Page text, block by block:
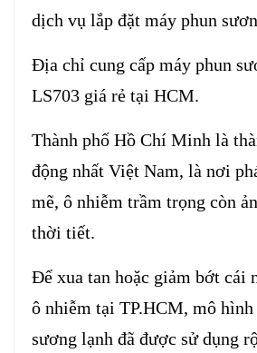
dịch vụ lắp đặt máy phun
Địa chỉ cung cấp máy phun
LS703 giá rẻ tại HCM.
Thành phố Hồ Chí Minh là
động nhất Việt Nam, là nơi
mẽ, ô nhiễm trầm trọng còn
thời tiết.
Để xua tan hoặc giảm bớt cái
ô nhiễm tại TP.HCM, mô hình
sương lạnh đã được sử dụng